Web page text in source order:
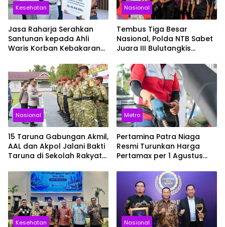
Kesehatan
Jasa Raharja Serahkan
Santunan kepada Ahli
Waris Korban Kebakaran
Nasional
Tembus Tiga Besar
Nasional, Polda NTB Sabet
Juara III Bulutangkis
Nasional
15 Taruna Gabungan Akmil,
AAL dan Akpol Jalani Bakti
Taruna di Sekolah Rakyat
Metro
Pertamina Patra Niaga
Resmi Turunkan Harga
Pertamax per 1 Agustus
Sekarang
Kesehatan Nasional